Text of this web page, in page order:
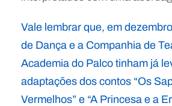
Vale lembrar que, em
de Dança e a Companhia de
Academia do Palco tinham já
adaptações dos contos “Os
Vermelhos” e “A Princesa e a